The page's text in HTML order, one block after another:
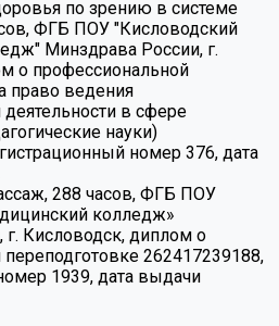
по зрению в системе
ФГБ ПОУ "Кисловодский
Минздрава России, г.
о профессиональной
право ведения
в сфере
науки)
номер 376, дата
288 часов, ФГБ ПОУ
колледж»
Кисловодск, диплом о
262417239188,
1939, дата выдачи